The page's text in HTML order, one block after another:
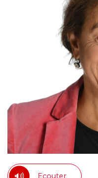
Ecouter